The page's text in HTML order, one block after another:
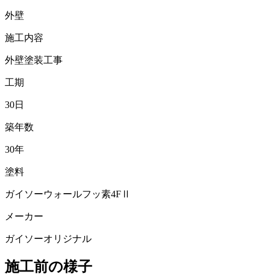
外壁
施工内容
外壁塗装工事
工期
30日
築年数
30年
塗料
ガイソーウォールフッ素4FⅡ
メーカー
ガイソーオリジナル
施工前の様子